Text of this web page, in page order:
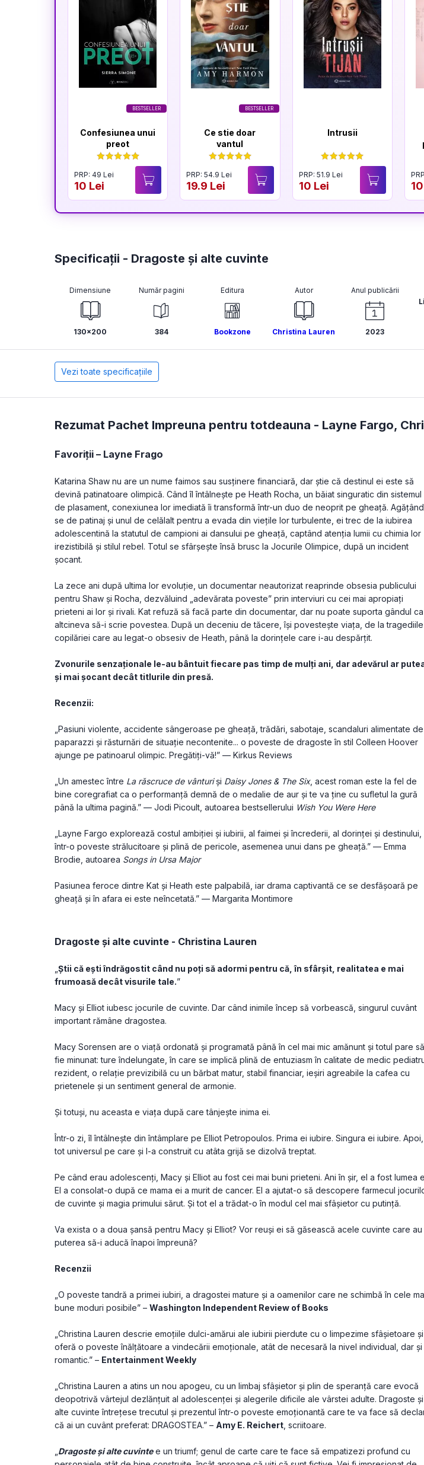
BESTSELLER
Confesiunea unui
preot
PRP: 49 Lei
10 Lei
BESTSELLER
Ce stie doar
vantul
PRP: 54.9 Lei
19.9 Lei
Intrusii
PRP: 51.9 Lei
10 Lei
Specificații - Dragoste şi alte cuvinte
Dimensiune
130x200
Număr pagini
384
Editura
Bookzone
Autor
Christina Lauren
Anul publicării
2023
Vezi toate specificațiile
Rezumat Pachet Impreuna pentru totdeauna - Layne Fargo,
Favoriții – Layne Frago
Katarina Shaw nu are un nume faimos sau susținere financiară, dar știe că destinul ei este să
devină patinatoare olimpică. Când îl întâlnește pe Heath Rocha, un băiat singuratic din sistemul
de plasament, conexiunea lor imediată îi transformă într-un duo de neoprit pe gheață.
se de patinaj și unul de celălalt pentru a evada din viețile lor turbulente, ei trec de la iubirea
adolescentină la statutul de campioni ai dansului pe gheață, captând atenția lumii cu chimia lor
irezistibilă și stilul rebel. Totul se sfârșește însă brusc la Jocurile Olimpice, după un incident
șocant.
La zece ani după ultima lor evoluție, un documentar neautorizat reaprinde obsesia publicului
pentru Shaw și Rocha, dezvăluind „adevărata poveste” prin interviuri cu cei mai apropiați
prieteni ai lor și rivali. Kat refuză să facă parte din documentar, dar nu poate suporta gândul ca
altcineva să-i scrie povestea. După un deceniu de tăcere, își povestește viața, de la tragediile
copilăriei care au legat-o obsesiv de Heath, până la dorințele care i-au despărțit.
Zvonurile senzaționale le-au bântuit fiecare pas timp de mulți ani, dar adevărul ar
și mai șocant decât titlurile din presă.
Recenzii:
„Pasiuni violente, accidente sângeroase pe gheață, trădări, sabotaje, scandaluri alimentate de
paparazzi și răsturnări de situație necontenite... o poveste de dragoste în stil Colleen Hoover
ajunge pe patinoarul olimpic. Pregătiți-vă!” — Kirkus Reviews
„Un amestec între La răscruce de vânturi și Daisy Jones & The Six, acest roman este la fel de
bine coregrafiat ca o performanță demnă de o medalie de aur și te va ține cu sufletul la gură
până la ultima pagină.” — Jodi Picoult, autoarea bestsellerului Wish You Were Here
„Layne Fargo explorează costul ambiției și iubirii, al faimei și încrederii, al dorinței și destinului,
într-o poveste strălucitoare și plină de pericole, asemenea unui dans pe gheață.” — Emma
Brodie, autoarea Songs in Ursa Major
Pasiunea feroce dintre Kat și Heath este palpabilă, iar drama captivantă ce se desfășoară pe
gheață și în afara ei este neîncetată.” — Margarita Montimore
Dragoste și alte cuvinte - Christina Lauren
Ştii că eşti îndrăgostit când nu poţi să adormi pentru că, în sfârşit, realitatea e mai
frumoasă decât visurile tale.”
Macy şi Elliot iubesc jocurile de cuvinte. Dar când inimile încep să vorbească, singurul cuvânt
important rămâne dragostea.
Macy Sorensen are o viaţă ordonată şi programată până în cel mai mic amănunt şi totul pare să
fie minunat: ture îndelungate, în care se implică plină de entuziasm în calitate de medic
rezident, o relaţie previzibilă cu un bărbat matur, stabil financiar, ieşiri agreabile la cafea cu
prietenele şi un sentiment general de armonie.
Și totuşi, nu aceasta e viaţa după care tânjește inima ei.
Într-o zi, îl întâlneşte din întâmplare pe Elliot Petropoulos. Prima ei iubire. Singura ei iubire. Apoi,
tot universul pe care şi l-a construit cu atâta grijă se dizolvă treptat.
Pe când erau adolescenţi, Macy şi Elliot au fost cei mai buni prieteni. Ani în şir, el a fost lumea
El a consolat-o după ce mama ei a murit de cancer. El a ajutat-o să descopere farmecul
de cuvinte şi magia primului sărut. Şi tot el a trădat-o în modul cel mai sfâşietor cu putinţă.
Va exista o a doua şansă pentru Macy şi Elliot? Vor reuși ei să găsească acele cuvinte care au
puterea să-i aducă înapoi împreună?
Recenzii
„O poveste tandră a primei iubiri, a dragostei mature şi a oamenilor care ne schimbă în cele
bune moduri posibile” – Washington Independent Review of Books
„Christina Lauren descrie emoțiile dulci-amărui ale iubirii pierdute cu o limpezime sfâșietoare și
oferă o poveste înălțătoare a vindecării emoționale, atât de necesară la nivel individual, dar și
romantic.” – Entertainment Weekly
„Christina Lauren a atins un nou apogeu, cu un limbaj sfâşietor şi plin de speranţă care evocă
deopotrivă vârtejul dezlănţuit al adolescenţei şi alegerile dificile ale vârstei adulte. Dragoste şi
alte cuvinte întreţese trecutul şi prezentul într-o poveste emoţionantă care te va face să
că ai un cuvânt preferat: DRAGOSTEA.” – Amy E. Reichert , scriitoare.
Dragoste și alte cuvinte e un triumf; genul de carte care te face să empatizezi profund cu